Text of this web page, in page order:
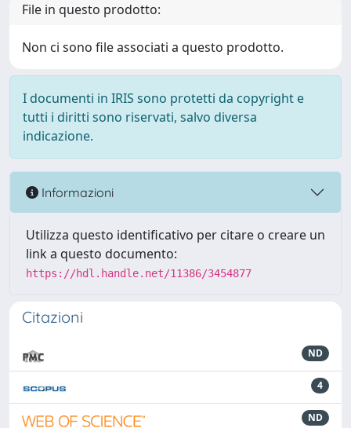
File in questo prodotto:
Non ci sono file associati a questo prodotto.
I documenti in IRIS sono protetti da copyright e
tutti i diritti sono riservati, salvo diversa
indicazione.
Informazioni
Utilizza questo identificativo per citare o creare un
link a questo documento:
https://hdl.handle.net/11386/3454877
Citazioni
ND
4
ND